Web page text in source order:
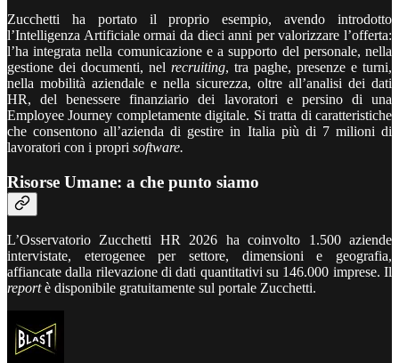
Zucchetti ha portato il proprio esempio, avendo introdotto
l’Intelligenza Artificiale ormai da dieci anni per valorizzare l’offerta:
l’ha integrata nella comunicazione e a supporto del personale, nella
gestione dei documenti, nel recruiting, tra paghe, presenze e turni,
nella mobilità aziendale e nella sicurezza, oltre all’analisi dei dati
HR, del benessere finanziario dei lavoratori e persino di una
Employee Journey completamente digitale. Si tratta di caratteristiche
che consentono all’azienda di gestire in Italia più di 7 milioni di
lavoratori con i propri software.
Risorse Umane: a che punto siamo
L’Osservatorio Zucchetti HR 2026 ha coinvolto 1.500 aziende
intervistate, eterogenee per settore, dimensioni e geografia,
affiancate dalla rilevazione di dati quantitativi su 146.000 imprese. Il
reportè disponibile gratuitamente sul portale Zucchetti.